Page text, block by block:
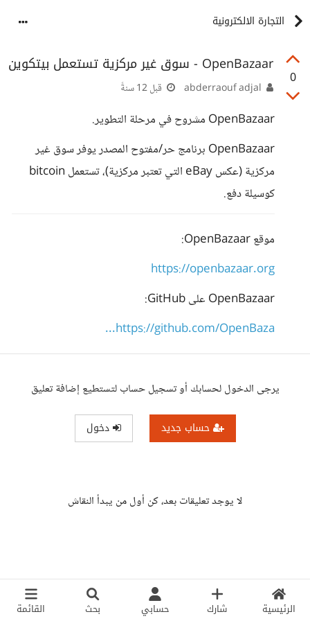
الرئيسية شارك حسابي بحث القائمة
التجارة الالكترونية
0
OpenBazaar - سوق غير مركزية تستعمل بيتكوين
قبل 12 سنةً
OpenBazaar مشروح في مرحلة التطوير.
OpenBazaar برنامج حر/مفتوح المصدر يوفر سوق غير
مركزية (عكس eBay التي تعتبر مركزية)، تستعمل bitcoin
كوسيلة دفع.
موقع OpenBazaar:
https://openbazaar.org
OpenBazaar على GitHub:
https://github.com/OpenBaza...
يرجى الدخول لحسابك أو تسجيل حساب لتستطيع إضافة تعليق
حساب جديد دخول
لا يوجد تعليقات بعد، كن أول من يبدأ النقاش